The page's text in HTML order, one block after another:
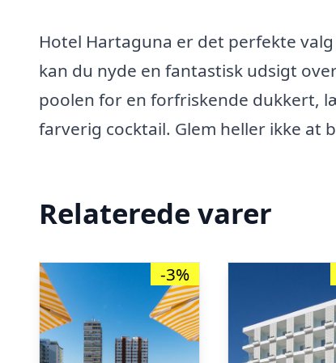
Hotel Hartaguna er det perfekte
kan du nyde en fantastisk udsigt
poolen for en forfriskende dukkert,
farverig cocktail. Glem heller ikke at
Relaterede varer
-3%